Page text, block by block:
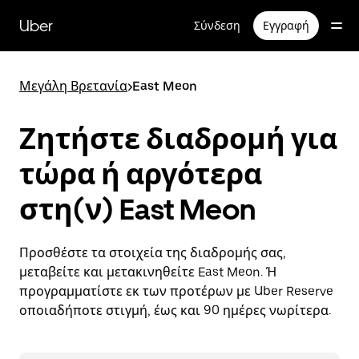
κύριο
περιεχόμενο
Uber Σύνδεση Εγγραφή
Μεγάλη Βρετανία>East Meon
Ζητήστε διαδρομή για
τώρα ή αργότερα
στη(ν) East Meon
Προσθέστε τα στοιχεία της διαδρομής σας,
μεταβείτε και μετακινηθείτε East Meon. Ή
προγραμματίστε εκ των προτέρων με Uber Reserve
οποιαδήποτε στιγμή, έως και 90 ημέρες νωρίτερα.